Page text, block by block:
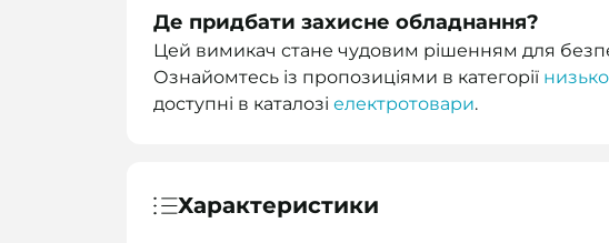
Де придбати захисне обладнання?
Цей вимикач стане чудовим рішенням для
Ознайомтесь із пропозиціями в категорії
доступні в каталозі електротовари.
Характеристики